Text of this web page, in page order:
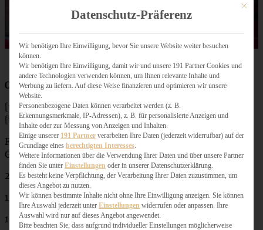
Orangen-Guglhupf mit gebrannten Pekan-Nüssen
[tabs]
[tab title=”Zutaten”]
Für eine Guglhupf-Form
Gebrannte Pekan-Nüsse:
200 g Pekan-Nüsse
150 g Zucker
100 ml Wasser
Mit
Datenschutz-Präferenz
Wir benötigen Ihre Einwilligung, bevor Sie unsere Website weiter besuchen
können.
Wir benötigen Ihre Einwilligung, damit wir und unsere 191 Partner Cookies und
andere Technologien verwenden können, um Ihnen relevante Inhalte und
Werbung zu liefern. Auf diese Weise finanzieren und optimieren wir unsere
Website.
Personenbezogene Daten können verarbeitet werden (z. B.
Erkennungsmerkmale, IP-Adressen), z. B. für personalisierte Anzeigen und
Inhalte oder zur Messung von Anzeigen und Inhalten.
Einige unserer 191 Partner verarbeiten Ihre Daten (jederzeit widerrufbar) auf der
Grundlage eines berechtigten Interesses
Weitere Informationen über die Verwendung Ihrer Daten und über unsere Partner
finden Sie unter Einstellungen oder in unserer Datenschutzerklärung.
Es besteht keine Verpflichtung, der Verarbeitung Ihrer Daten zuzustimmen, um
dieses Angebot zu nutzen.
Wir können bestimmte Inhalte nicht ohne Ihre Einwilligung anzeigen. Sie können
Ihre Auswahl jederzeit unter Einstellungen widerrufen oder anpassen. Ihre
Auswahl wird nur auf dieses Angebot angewendet.
Bitte beachten Sie, dass aufgrund individueller Einstellungen möglicherweise